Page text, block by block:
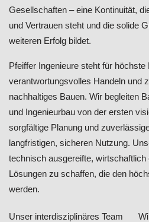
Gesellschaften – eine Kontinuität,
und Vertrauen steht und die solide
weiteren Erfolg bildet.
Pfeiffer Ingenieure steht für höchste
verantwortungsvolles Handeln und
nachhaltiges Bauen. Wir begleiten
und Ingenieurbau von der ersten
sorgfältige Planung und
langfristigen, sicheren Nutzung.
technisch ausgereifte, wirtschaftlich
Lösungen zu schaffen, die den
werden.
Unser interdisziplinäres Team